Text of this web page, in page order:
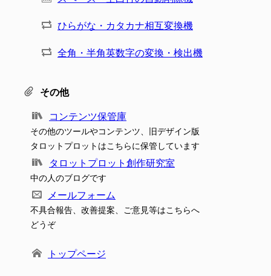
ひらがな・カタカナ相互変換機
全角・半角英数字の変換・検出機
その他
コンテンツ保管庫
その他のツールやコンテンツ、旧デザイン版
タロットプロットはこちらに保管しています
タロットプロット創作研究室
中の人のブログです
メールフォーム
不具合報告、改善提案、ご意見等はこちらへ
どうぞ
トップページ